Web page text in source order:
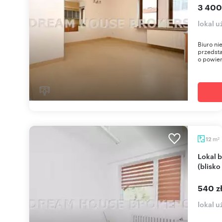
3
lokal
Biuro
o
12 m2
Lokal biurowo-usługowy 12 m² w Rzeszowie
540
lokal